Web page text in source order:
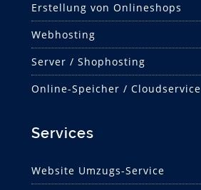
Erstellung von Onlineshops
Webhosting
Server / Shophosting
Online-Speicher / Cloudservice
Services
Website Umzugs-Service